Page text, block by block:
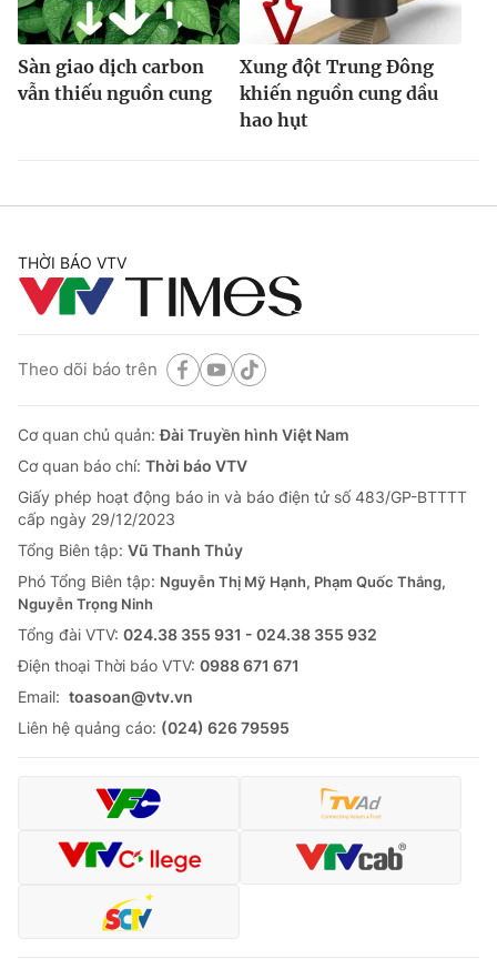
Sàn giao dịch carbon
vẫn thiếu nguồn cung
Xung đột Trung Đông
khiến nguồn cung dầu
hao hụt
THỜI BÁO VTV
Theo dõi báo trên
Cơ quan chủ quản:Đài Truyền hình Việt Nam
Cơ quan báo chí: Thời báo VTV
Giấy phép hoạt động báo in và báo điện tử số 483/GP-BTTTT
cấp ngày 29/12/2023
Tổng Biên tập: Vũ Thanh Thủy
Phó Tổng Biên tập: Nguyễn Thị Mỹ Hạnh, Phạm Quốc Thắng,
Nguyễn Trọng Ninh
Tổng đài VTV: 024.38 355 931 - 024.38 355 932
Ðiện thoại Thời báo VTV: 0988 671 671
Email: toasoan@vtv.vn
Liên hệ quảng cáo: (024) 626 79595